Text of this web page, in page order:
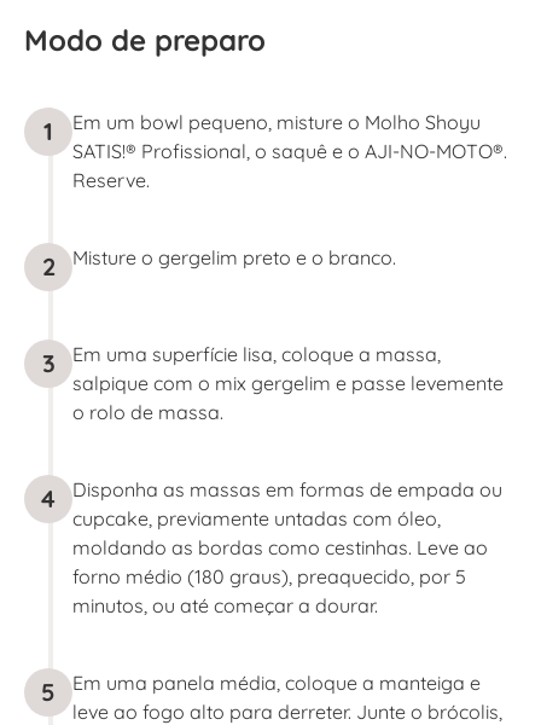
Modo de preparo
1
Em um bowl pequeno, misture o Molho Shoyu
SATIS!® Profissional, o saquê e o AJI-NO-MOTO®.
Reserve.
2 Misture o gergelim preto e o branco.
3
Em uma superfície lisa, coloque a massa,
salpique com o mix gergelim e passe levemente
o rolo de massa.
4
Disponha as massas em formas de empada ou
cupcake, previamente untadas com óleo,
moldando as bordas como cestinhas. Leve ao
forno médio (180 graus), preaquecido, por 5
minutos, ou até começar a dourar.
5
Em uma panela média, coloque a manteiga e
leve ao fogo alto para derreter. Junte o brócolis,